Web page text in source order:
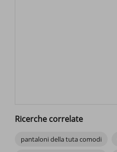
Ricerche correlate
pantaloni della tuta comodi